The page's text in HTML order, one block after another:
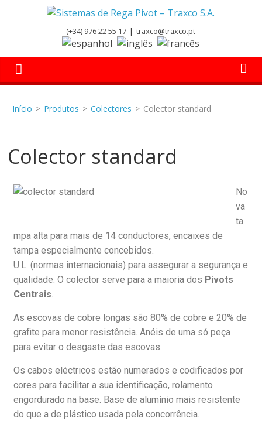
(+34) 976 22 55 17 | traxco@traxco.pt
Início > Produtos > Colectores > Colector standard
Colector standard
No
va
ta
mpa alta para mais de 14 conductores, encaixes de
tampa especialmente concebidos.
U.L. (normas internacionais) para assegurar a segurança e
qualidade. O colector serve para a maioria dos Pivots
Centrais.
As escovas de cobre longas são 80% de cobre e 20% de
grafite para menor resistência. Anéis de uma só peça
para evitar o desgaste das escovas.
Os cabos eléctricos estão numerados e codificados por
cores para facilitar a sua identificação, rolamento
engordurado na base. Base de alumínio mais resistente
do que a de plástico usada pela concorrência.